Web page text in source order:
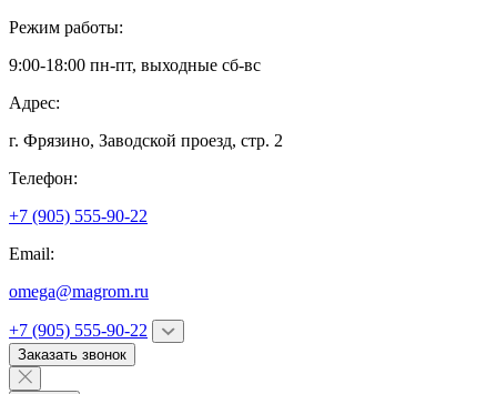
Режим работы:
9:00-18:00 пн-пт, выходные сб-вс
Адрес:
г. Фрязино, Заводской проезд, стр. 2
Телефон:
+7 (905) 555-90-22
Email:
omega@magrom.ru
+7 (905) 555-90-22
Заказать звонок